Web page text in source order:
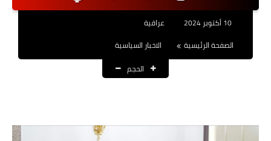
نتائج التعيينات
العقود والاجور اليومية
الرواتب والقروض
القروض والسلف
10 أكتوبر 2024
عراقية
الصفحة الرئيسية
الاخبار السياسية
الحجم